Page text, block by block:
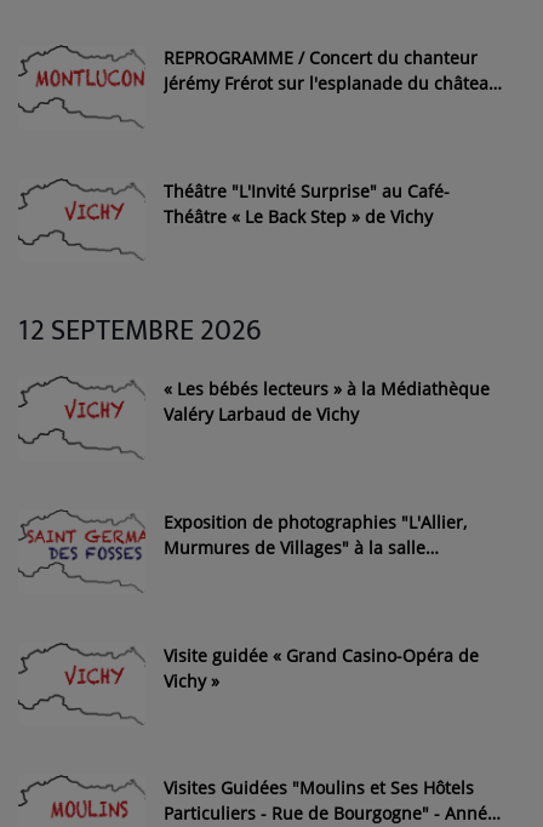
REPROGRAMME / Concert du chanteur
Jérémy Frérot sur l'esplanade du château
Théâtre "L'Invité Surprise" au Café-
Théâtre « Le Back Step » de Vichy
12 SEPTEMBRE 2026
« Les bébés lecteurs » à la Médiathèque
Valéry Larbaud de Vichy
Exposition de photographies "L'Allier,
Murmures de Villages" à la salle
Visite guidée « Grand Casino-Opéra de
Vichy »
Visites Guidées "Moulins et Ses Hôtels
Particuliers - Rue de Bourgogne" - Année